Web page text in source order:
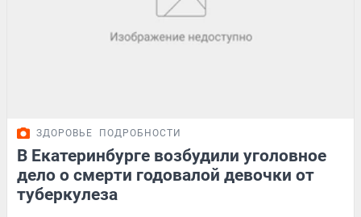
ЗДОРОВЬЕ ПОДРОБНОСТИ
В Екатеринбурге возбудили уголовное
дело о смерти годовалой девочки от
туберкулеза